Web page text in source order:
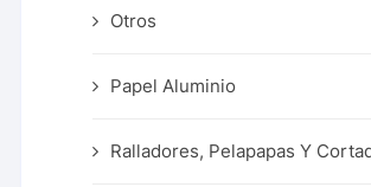
Otros
Papel Aluminio
Ralladores, Pelapapas Y